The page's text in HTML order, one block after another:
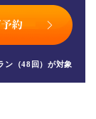
ン（48回）が対象